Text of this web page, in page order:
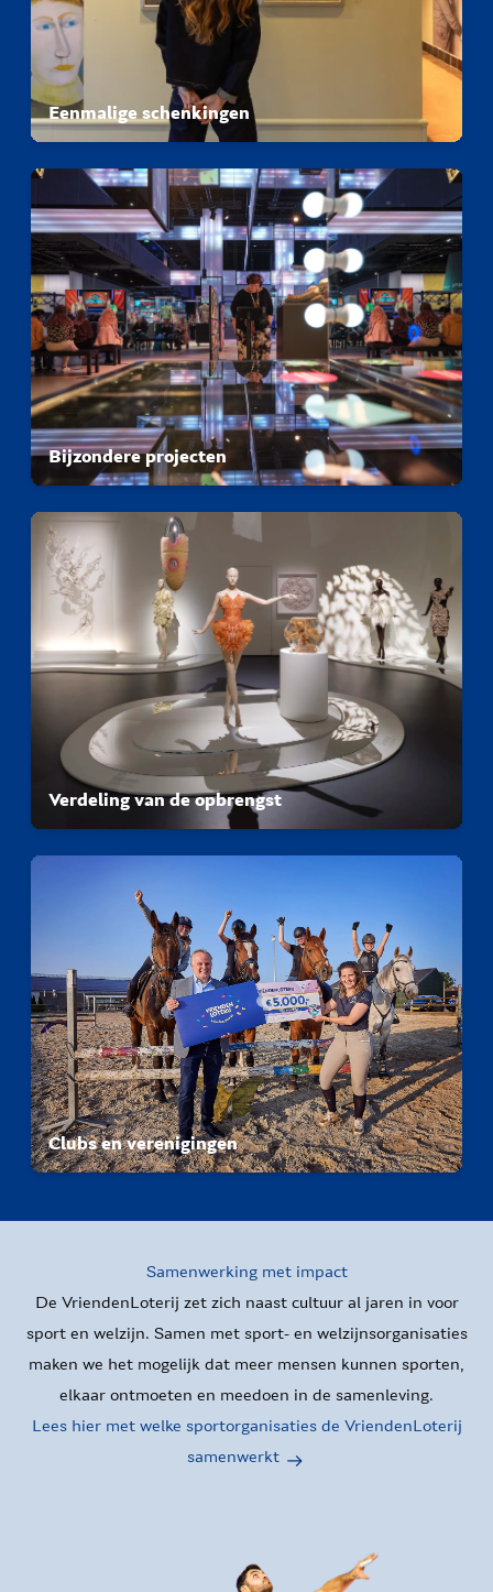
Eenmalige schenkingen
Bijzondere projecten
Verdeling van de opbrengst
Clubs en verenigingen
Samenwerking met impact
De VriendenLoterij zet zich naast cultuur al jaren in voor
sport en welzijn. Samen met sport- en welzijnsorganisaties
maken we het mogelijk dat meer mensen kunnen sporten,
elkaar ontmoeten en meedoen in de samenleving.
Lees hier met welke sportorganisaties de VriendenLoterij
samenwerkt